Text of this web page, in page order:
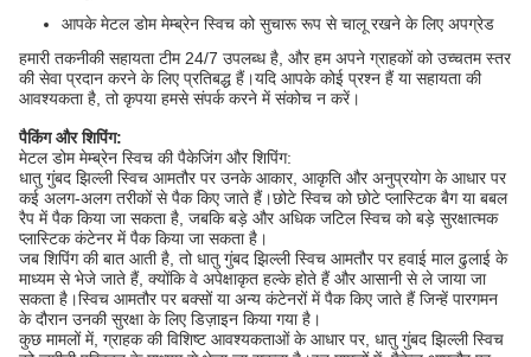
आपके मेटल डोम मेम्ब्रेन स्विच को सुचारू रूप से चालू रखने के लिए अपग्रेड
हमारी तकनीकी सहायता टीम 24/7 उपलब्ध है, और हम अपने ग्राहकों को उच्चतम स्तर
की सेवा प्रदान करने के लिए प्रतिबद्ध हैं।यदि आपके कोई प्रश्न हैं या सहायता की
आवश्यकता है, तो कृपया हमसे संपर्क करने में संकोच न करें।
पैकिंग और शिपिंग:
मेटल डोम मेम्ब्रेन स्विच की पैकेजिंग और शिपिंग:
धातु गुंबद झिल्ली स्विच आमतौर पर उनके आकार, आकृति और अनुप्रयोग के आधार पर
कई अलग-अलग तरीकों से पैक किए जाते हैं।छोटे स्विच को छोटे प्लास्टिक बैग या बबल
रैप में पैक किया जा सकता है, जबकि बड़े और अधिक जटिल स्विच को बड़े सुरक्षात्मक
प्लास्टिक कंटेनर में पैक किया जा सकता है।
जब शिपिंग की बात आती है, तो धातु गुंबद झिल्ली स्विच आमतौर पर हवाई माल ढुलाई के
माध्यम से भेजे जाते हैं, क्योंकि वे अपेक्षाकृत हल्के होते हैं और आसानी से ले जाया जा
सकता है।स्विच आमतौर पर बक्सों या अन्य कंटेनरों में पैक किए जाते हैं जिन्हें पारगमन
के दौरान उनकी सुरक्षा के लिए डिज़ाइन किया गया है।
कुछ मामलों में, ग्राहक की विशिष्ट आवश्यकताओं के आधार पर, धातु गुंबद झिल्ली स्विच